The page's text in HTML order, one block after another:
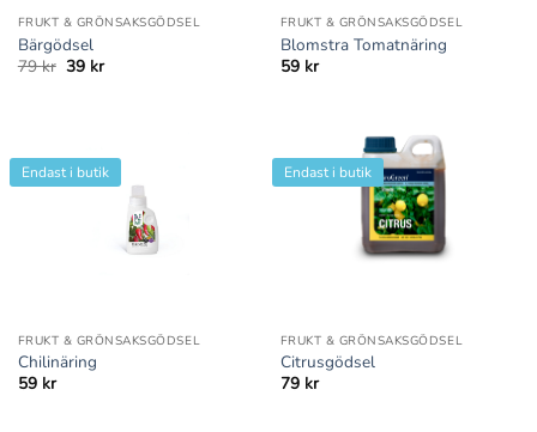
FRUKT & GRÖNSAKSGÖDSEL
Bärgödsel
79kr Det
39 krDet
FRUKT & GRÖNSAKSGÖDSEL
Blomstra Tomatnäring
59 kr
Endast i butik
FRUKT & GRÖNSAKSGÖDSEL
Chilinäring
59 kr
Endast i butik
FRUKT & GRÖNSAKSGÖDSEL
Citrusgödsel
79 kr